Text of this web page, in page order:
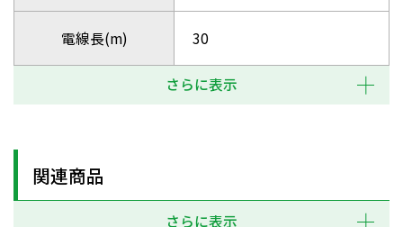
電線長(m) 30
さらに表示
関連商品
さらに表示